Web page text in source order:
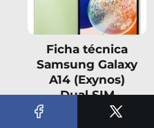
Ficha técnica
Samsung Galaxy
A14 (Exynos)
Dual SIM